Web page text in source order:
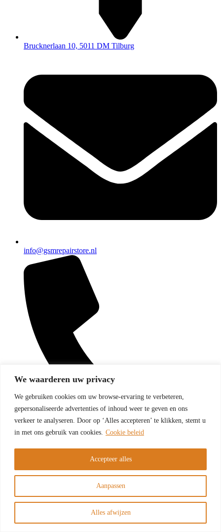
We waarderen uw privacy
We gebruiken cookies om uw browse-ervaring te verbeteren,
gepersonaliseerde advertenties of inhoud weer te geven en ons
verkeer te analyseren. Door op ‘Alles accepteren’ te klikken, stemt u
in met ons gebruik van cookies. Cookie beleid
Aanpassen
Alles afwijzen
Accepteer alles
Brucknerlaan 10, 5011 DM Tilburg
info@gsmrepairstore.nl